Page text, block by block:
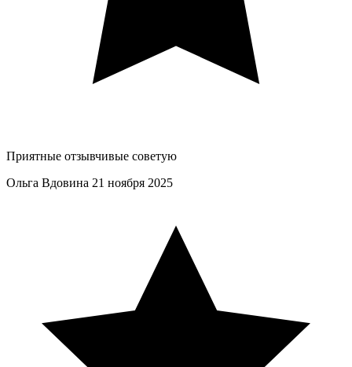
Приятные отзывчивые советую
Ольга Вдовина 21 ноября 2025